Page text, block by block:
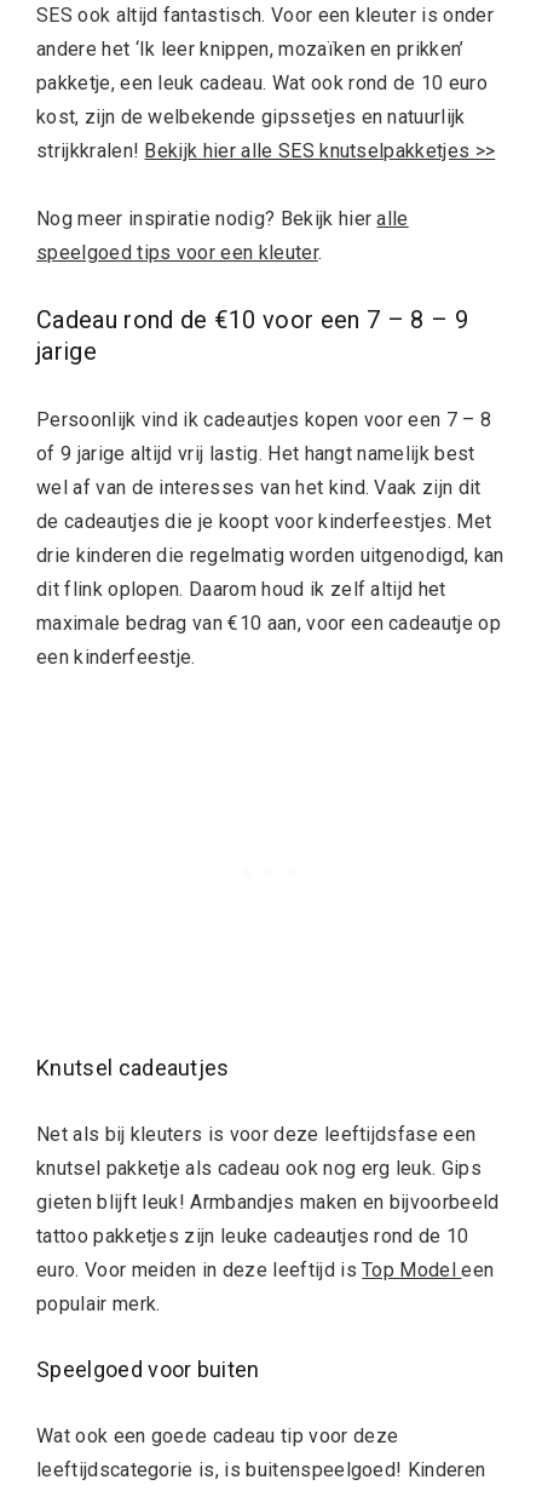
SES ook altijd fantastisch. Voor een kleuter is onder
andere het ‘Ik leer knippen, mozaïken en prikken’
pakketje, een leuk cadeau. Wat ook rond de 10 euro
kost, zijn de welbekende gipssetjes en natuurlijk
strijkkralen! Bekijk hier alle SES knutselpakketjes >>
Nog meer inspiratie nodig? Bekijk hieralle
speelgoed tips voor een kleuter.
Cadeau rond de €10 voor een 7 – 8 – 9
jarige
Persoonlijk vind ik cadeautjes kopen voor een 7 – 8
of 9 jarige altijd vrij lastig. Het hangt namelijk best
wel af van de interesses van het kind. Vaak zijn dit
de cadeautjes die je koopt voor kinderfeestjes. Met
drie kinderen die regelmatig worden uitgenodigd, kan
dit flink oplopen. Daarom houd ik zelf altijd het
maximale bedrag van €10 aan, voor een cadeautje op
een kinderfeestje.
Knutsel cadeautjes
Net als bij kleuters is voor deze leeftijdsfase een
knutsel pakketje als cadeau ook nog erg leuk. Gips
gieten blijft leuk! Armbandjes maken en bijvoorbeeld
tattoo pakketjes zijn leuke cadeautjes rond de 10
euro. Voor meiden in deze leeftijd isTop Modeleen
populair merk.
Speelgoed voor buiten
Wat ook een goede cadeau tip voor deze
leeftijdscategorie is, is buitenspeelgoed! Kinderen